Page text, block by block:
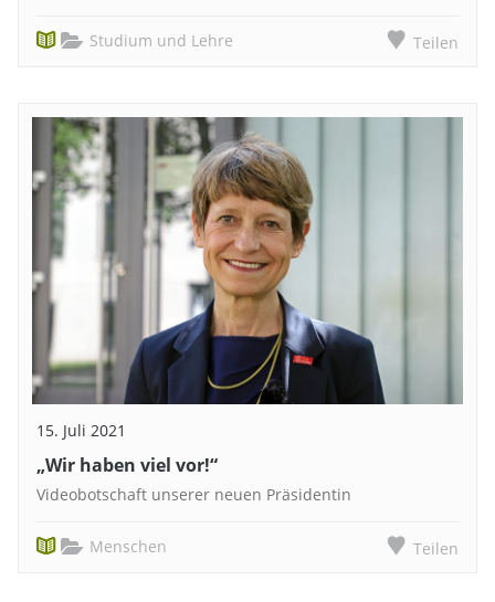
Studium und Lehre Teilen
15. Juli 2021
„Wir haben viel vor!“
Videobotschaft unserer neuen Präsidentin
Menschen Teilen